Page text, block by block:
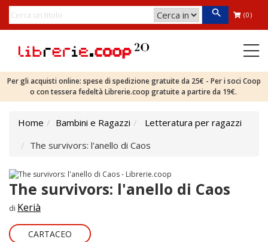
(0)
Per gli acquisti online: spese di spedizione gratuite da 25€ - Per i soci Coop
o con tessera fedeltà Librerie.coop gratuite a partire da 19€.
Home Bambini e Ragazzi
Letteratura per ragazzi
The survivors: l'anello di Caos
The survivors: l'anello di Caos
di Kerià
CARTACEO